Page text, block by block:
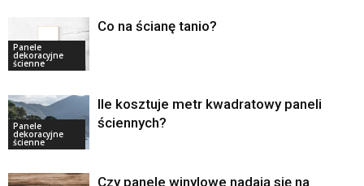
Panele
dekoracyjne
ścienne
Co na ścianę tanio?
Panele
dekoracyjne
ścienne
Ile kosztuje metr kwadratowy paneli
ściennych?
Czy panele winylowe nadają się na